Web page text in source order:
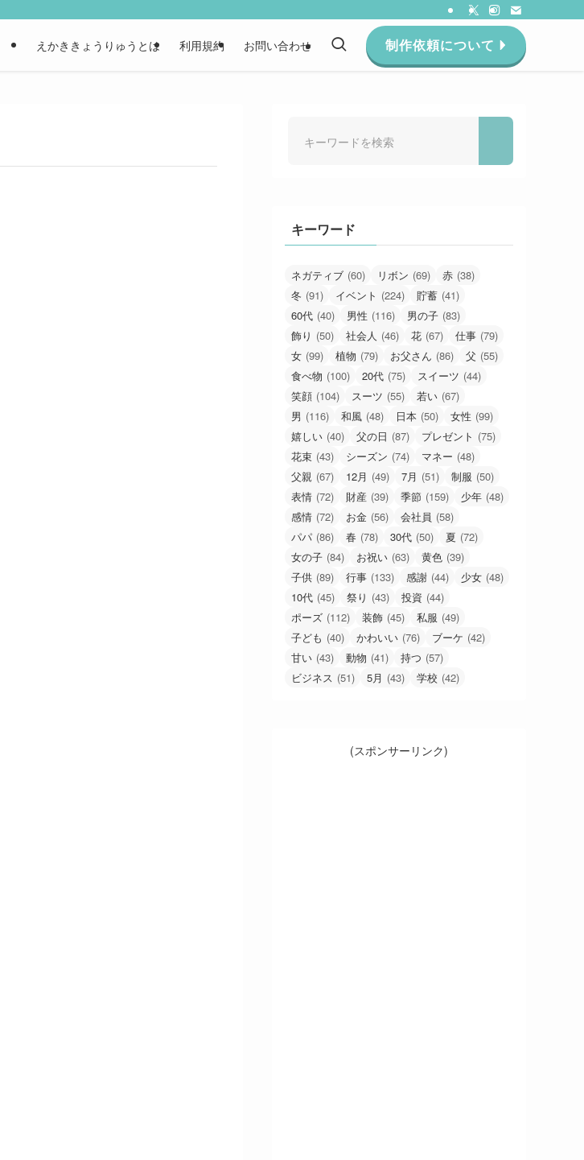
えかききょうりゅうとは 利用規約 お問い合わせ 制作依頼について
キーワード
ネガティブ (60) リボン (69) 赤 (38)
冬 (91) イベント (224) 貯蓄 (41)
60代 (40) 男性 (116) 男の子 (83)
飾り (50) 社会人 (46) 花 (67) 仕事 (79)
女 (99) 植物 (79) お父さん (86) 父 (55)
食べ物 (100) 20代 (75) スイーツ (44)
笑顔 (104) スーツ (55) 若い (67)
男 (116) 和風 (48) 日本 (50) 女性 (99)
嬉しい (40) 父の日 (87) プレゼント (75)
花束 (43) シーズン (74) マネー (48)
父親 (67) 12月 (49) 7月 (51) 制服 (50)
表情 (72) 財産 (39) 季節 (159) 少年 (48)
感情 (72) お金 (56) 会社員 (58)
パパ (86) 春 (78) 30代 (50) 夏 (72)
女の子 (84) お祝い (63) 黄色 (39)
子供 (89) 行事 (133) 感謝 (44) 少女 (48)
10代 (45) 祭り (43) 投資 (44)
ポーズ (112) 装飾 (45) 私服 (49)
子ども (40) かわいい (76) ブーケ (42)
甘い (43) 動物 (41) 持つ (57)
ビジネス (51) 5月 (43) 学校 (42)
(スポンサーリンク)